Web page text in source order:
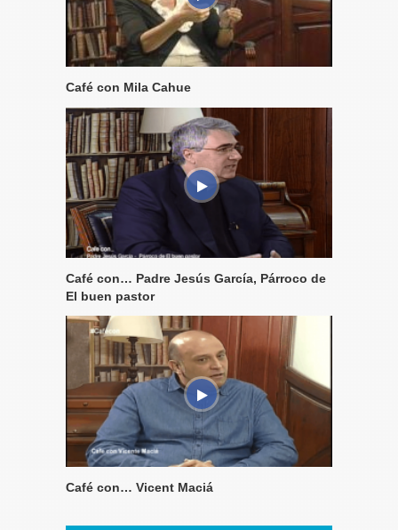
Café con Mila Cahue
Café con… Padre Jesús García, Párroco de
El buen pastor
Café con… Vicent Maciá